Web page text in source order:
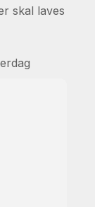
skal laves